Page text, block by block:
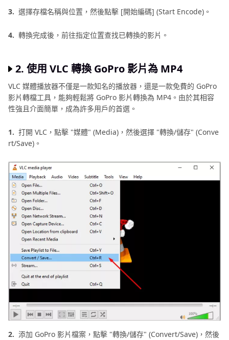
3. 選擇存檔名稱與位置，然後點擊 [開始編碼] (Start Encode)。
4. 轉換完成後，前往指定位置查找已轉換的影片。
2. 使用 VLC 轉換 GoPro 影片為 MP4
VLC 媒體播放器不僅是一款知名的播放器，還是一款免費的 GoPro
影片轉檔工具，能夠輕鬆將 GoPro 影片轉換為 MP4。由於其相容
性強且介面簡單，成為許多用戶的首選。
1. 打開 VLC，點擊 "媒體" (Media)，然後選擇 "轉換/儲存" (Conve
rt/Save)。
2. 添加 GoPro 影片檔案，點擊 "轉換/儲存" (Convert/Save)，然後